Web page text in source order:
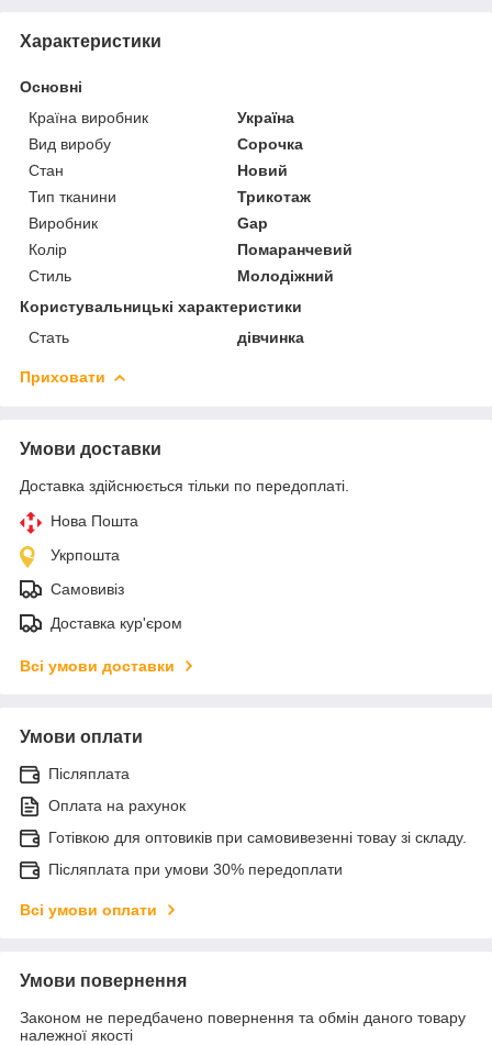
Характеристики
Основні
Країна виробник
Україна
Вид виробу
Сорочка
Стан
Новий
Тип тканини
Трикотаж
Виробник
Gap
Колір
Помаранчевий
Стиль
Молодіжний
Користувальницькі характеристики
Стать
дівчинка
Приховати
Умови доставки
Доставка здійснюється тільки по передоплаті.
Нова Пошта
Укрпошта
Самовивіз
Доставка кур'єром
Всі умови доставки
Умови оплати
Післяплата
Оплата на рахунок
Готівкою для оптовиків при самовивезенні товау зі складу.
Післяплата при умови 30% передоплати
Всі умови оплати
Умови повернення
Законом не передбачено повернення та обмін даного товару
належної якості